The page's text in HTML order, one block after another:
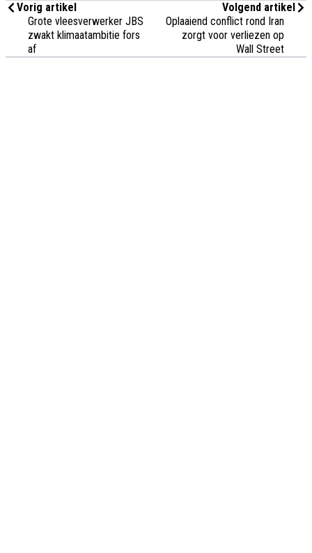
Vorig artikel
Grote vleesverwerker JBS
zwakt klimaatambitie fors
af
Volgend artikel
Oplaaiend conflict rond Iran
zorgt voor verliezen op
Wall Street